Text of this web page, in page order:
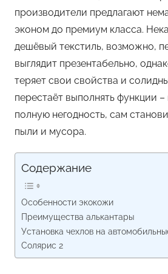
производители предлагают
эконом до премиум класса.
дешёвый текстиль, возможно,
выглядит презентабельно,
теряет свои свойства и
перестаёт выполнять функции
полную негодность, сам
пыли и мусора.
Содержание
Особенности экокожи
Преимущества алькантары
Установка чехлов на
Солярис 2